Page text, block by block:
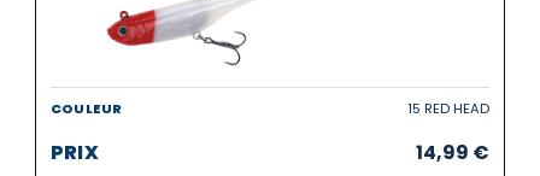
15 RED HEAD
14,99 €